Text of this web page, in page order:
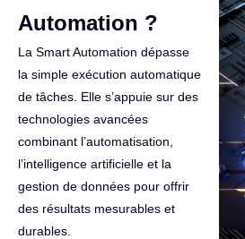
Automation ?
La Smart Automation dépasse
la simple exécution automatique
de tâches. Elle s’appuie sur des
technologies avancées
combinant l’automatisation,
l’intelligence artificielle et la
gestion de données pour offrir
des résultats mesurables et
durables.